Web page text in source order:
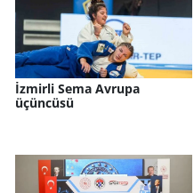
İzmirli Sema Avrupa
üçüncüsü